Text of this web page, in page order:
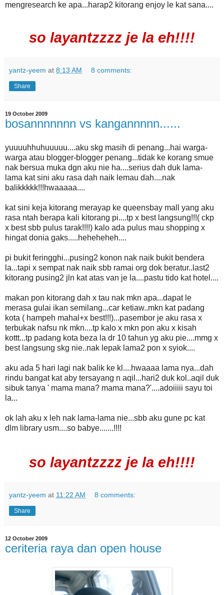
mengresearch ke apa...harap2 kitorang enjoy le kat sana....
so layantzzzz je la eh!!!!
yantz-yeem at 8:13 AM 8 comments:
Share
19 October 2009
bosannnnnnn vs kangannnnn......
yuuuuhhuhuuuuu....aku skg masih di penang...hai warga-
warga atau blogger-blogger penang...tidak ke korang smue
nak bersua muka dgn aku nie ha....serius dah duk lama-
lama kat sini aku rasa dah naik lemau dah....nak
balikkkkk!!!hwaaaaa....
kat sini keja kitorang merayap ke queensbay mall yang aku
rasa ntah berapa kali kitorang pi....tp x best langsung!!!( ckp
x best sbb pulus tarak!!!!) kalo ada pulus mau shopping x
hingat donia gaks.....heheheheh....
pi bukit feringghi...pusing2 konon nak naik bukit bendera
la...tapi x sempat nak naik sbb ramai org dok beratur..last2
kitorang pusing2 jln kat atas van je la....pastu tido kat hotel....
makan pon kitorang dah x tau nak mkn apa...dapat le
merasa gulai ikan semilang...car ketiaw..mkn kat padang
kota ( hampeh mahal+x best!!!)...pasembor je aku rasa x
terbukak nafsu nk mkn....tp kalo x mkn pon aku x kisah
kottt...tp padang kota beza la dr 10 tahun yg aku pie....mmg x
best langsung skg nie..nak lepak lama2 pon x syiok....
aku ada 5 hari lagi nak balik ke kl....hwaaaa lama nya...dah
rindu bangat kat aby tersayang n aqil...hari2 duk kol..aqil duk
sibuk tanya ' mama mana? mama mana?'....adoiiiii sayu toi
la...
ok lah aku x leh nak lama-lama nie...sbb aku gune pc kat
dlm library usm....so babye.......!!!!
so layantzzzz je la eh!!!!
yantz-yeem at 11:22 AM 8 comments:
Share
12 October 2009
ceriteria raya dan open house